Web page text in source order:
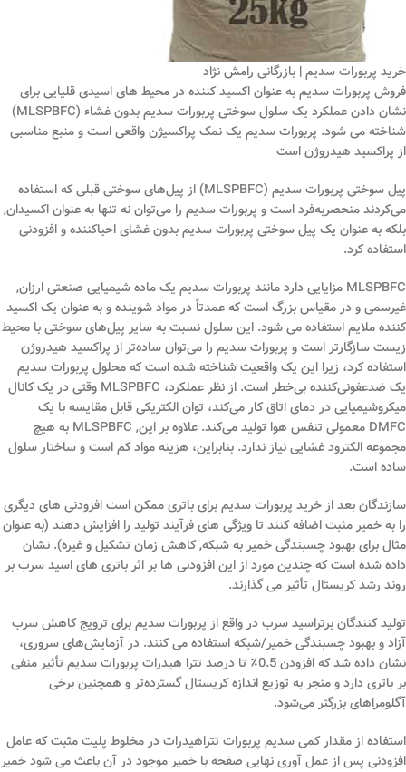
خرید پربورات سدیم | بازرگانی رامش نژاد
فروش پربورات سدیم به عنوان اکسید کننده در محیط های اسیدی قلیایی برای
نشان دادن عملکرد یک سلول سوختی پربورات سدیم بدون غشاء (MLSPBFC)
شناخته می شود. پربورات سدیم یک نمک پراکسیژن واقعی است و منبع مناسبی
از پراکسید هیدروژن است
پیل سوختی پربورات سدیم (MLSPBFC) از پیل‌های سوختی قبلی که استفاده
می‌کردند منحصربه‌فرد است و پربورات سدیم را می‌توان نه تنها به عنوان اکسیدان,
بلکه به عنوان یک پیل سوختی پربورات سدیم بدون غشای احیاکننده و افزودنی
استفاده کرد.
MLSPBFC مزایایی دارد مانند پربورات سدیم یک ماده شیمیایی صنعتی ارزان,
غیرسمی و در مقیاس بزرگ است که عمدتاً در مواد شوینده و به عنوان یک اکسید
کننده ملایم استفاده می شود. این سلول نسبت به سایر پیل‌های سوختی با محیط
زیست سازگارتر است و پربورات سدیم را می‌توان ساده‌تر از پراکسید هیدروژن
استفاده کرد، زیرا این یک واقعیت شناخته شده است که محلول پربورات سدیم
یک ضدعفونی‌کننده بی‌خطر است. از نظر عملکرد، MLSPBFC وقتی در یک کانال
میکروشیمیایی در دمای اتاق کار می‌کند، توان الکتریکی قابل مقایسه با یک
DMFC معمولی تنفس هوا تولید می‌کند. علاوه بر این, MLSPBFC به هیچ
مجموعه الکترود غشایی نیاز ندارد. بنابراین، هزینه مواد کم است و ساختار سلول
ساده است.
سازندگان بعد از خرید پربورات سدیم برای باتری ممکن است افزودنی های دیگری
را به خمیر مثبت اضافه کنند تا ویژگی های فرآیند تولید را افزایش دهند (به عنوان
مثال برای بهبود چسبندگی خمیر به شبکه, کاهش زمان تشکیل و غیره). نشان
داده شده است که چندین مورد از این افزودنی ها بر اثر باتری های اسید سرب بر
روند رشد کریستال تأثیر می گذارند.
تولید کنندگان برتراسید سرب در واقع از پربورات سدیم برای ترویج کاهش سرب
آزاد و بهبود چسبندگی خمیر/شبکه استفاده می کنند. در آزمایش‌های سروری،
نشان داده شد که افزودن 0.5٪ تا درصد تترا هیدرات پربورات سدیم تأثیر منفی
بر باتری دارد و منجر به توزیع اندازه کریستال گسترده‌تر و همچنین برخی
آگلومراهای بزرگتر می‌شود.
استفاده از مقدار کمی سدیم پربورات تتراهیدرات در مخلوط پلیت مثبت که عامل
افزودنی پس از عمل آوری نهایی صفحه با خمیر موجود در آن باعث می شود خمیر